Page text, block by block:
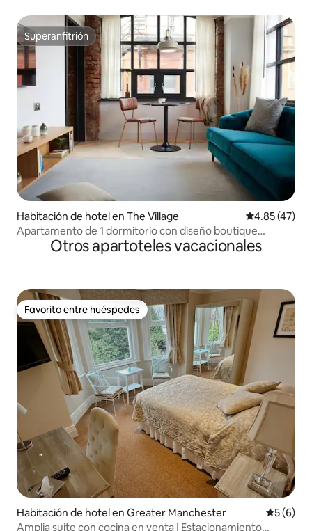
Superanfitrión
Superanfitrión
Habitación de hotel en The Village Calificación
4.85 (47)
Apartamento de 1 dormitorio con diseño boutique
independiente
Otros apartoteles vacacionales
Favorito entre huéspedes
Favorito entre huéspedes
Habitación de hotel en Greater Manchester
5 (6)
Amplia suite con cocina en venta | Estacionamiento